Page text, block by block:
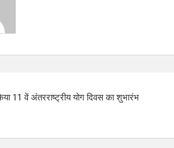
11 वें अंतरराष्ट्रीय योग दिवस का शुभारंभ